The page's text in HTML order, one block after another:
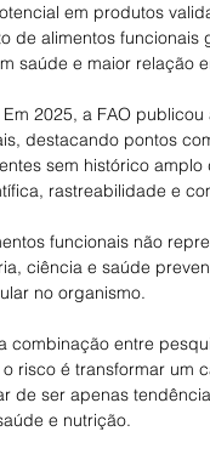
em produtos
de alimentos
saúde e maior relação
2025, a FAO
destacando pontos
sem histórico
rastreabilidade e
funcionais não
ciência e saúde
no organismo.
combinação entre
risco é transformar um
de ser apenas
e nutrição.